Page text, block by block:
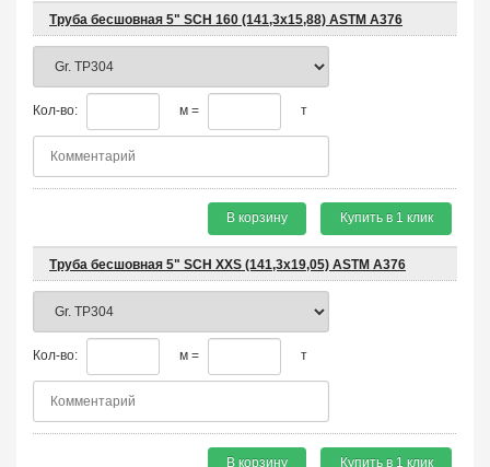
Труба бесшовная 5" SCH 160 (141,3х15,88) ASTM A376
Кол-во: м = т
В корзину Купить в 1 клик
Труба бесшовная 5" SCH XXS (141,3х19,05) ASTM A376
Кол-во: м = т
В корзину Купить в 1 клик